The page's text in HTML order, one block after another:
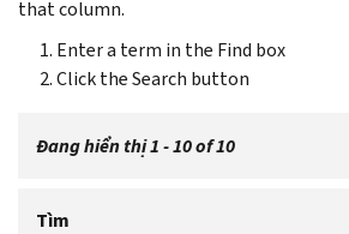
that column.
Enter a term in the Find box
Click the Search button
Đang hiển thị 1 - 10 of 10
Tìm